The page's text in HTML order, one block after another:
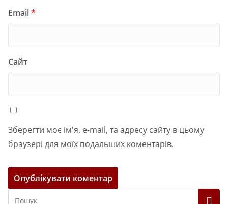
Email*
Сайт
Зберегти моє ім'я, e-mail, та адресу сайту в цьому
браузері для моїх подальших коментарів.